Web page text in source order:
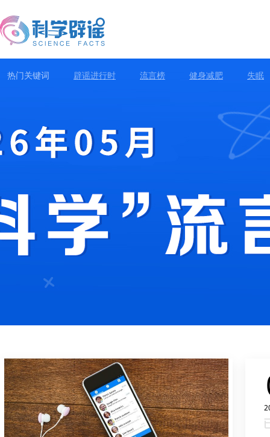
热门关键词 辟谣进行时 流言榜 健身减肥 失眠